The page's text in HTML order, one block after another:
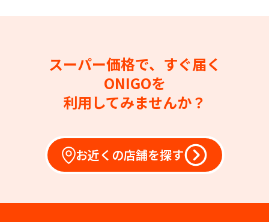
スーパー価格で、すぐ届く
ONIGOを
利用してみませんか？
お近くの店舗を探す